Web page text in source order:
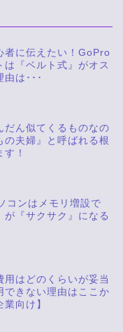
者に伝えたい！GoPro
は『ベルト式』がオス
由は･･･
だん似てくるものなの
の夫婦』と呼ばれる根
！
コンはメモリ増設で
が『サクサク』になる
用はどのくらいが妥当
できない理由はここか
向け】